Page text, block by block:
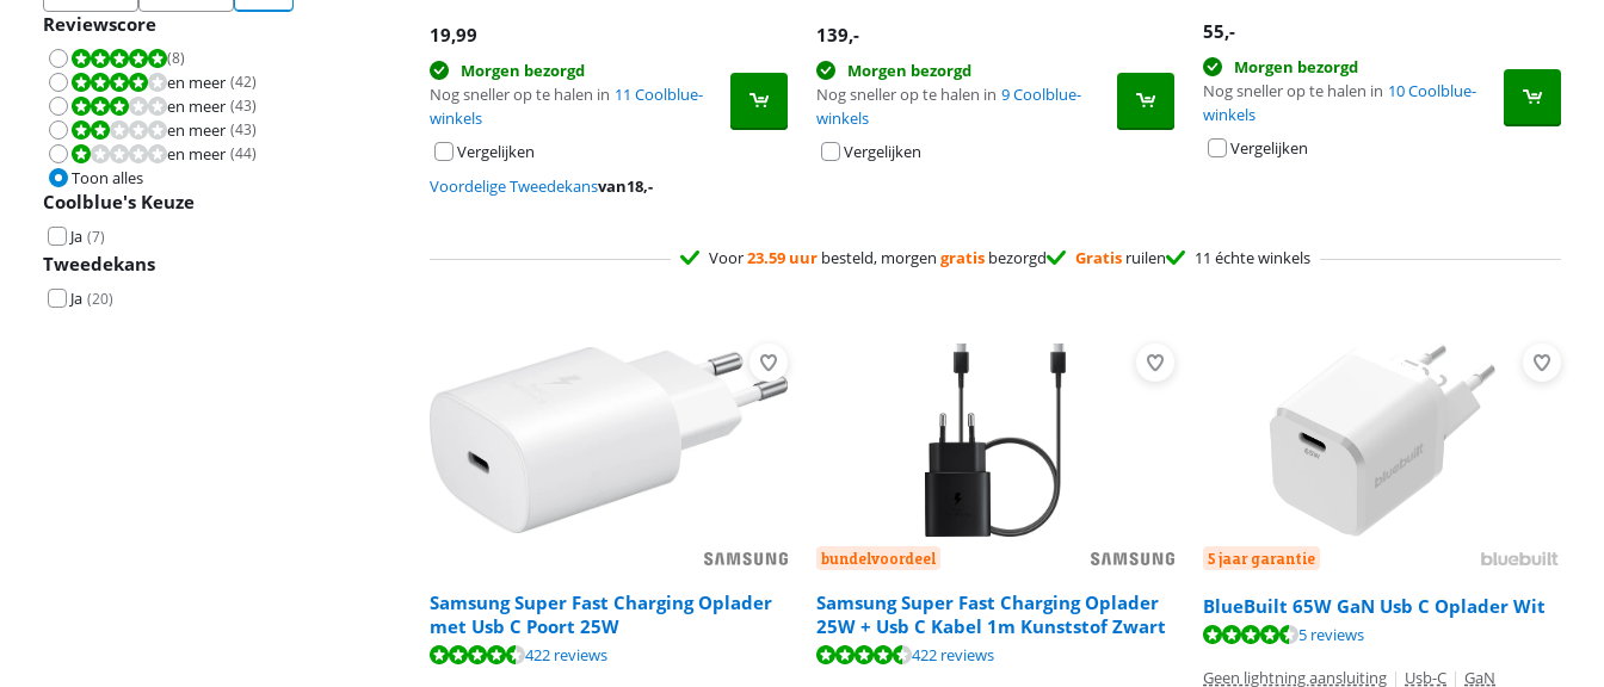
Reviewscore
Beoordeling is 10 van de 10.
(8)
Beoordeling is 8,0 van de 10.
en meer (42)
Beoordeling is 6,0 van de 10.
en meer (43)
Beoordeling is 4,0 van de 10.
en meer (43)
Beoordeling is 2,0 van de 10.
en meer (44)
Toon alles
Coolblue's Keuze
Ja (7)
Tweedekans
Ja (20)
19,99
Morgen bezorgd
Nog sneller op te halen in 11 Coolblue-
winkels
Vergelijken
Voordelige Tweedekansvan18,-
139,-
Morgen bezorgd
Nog sneller op te halen in 9 Coolblue-
winkels
Vergelijken
55,-
Morgen bezorgd
Nog sneller op te halen in 10 Coolblue-
winkels
Vergelijken
Voor23.59 uur besteld, morgen gratis bezorgd Gratis ruilen 11 échte winkels
Samsung Super Fast Charging Oplader
met Usb C Poort 25W
Beoordeling is 8,7 van de 10, gebaseerd op 422 reviews.
422 reviews
bundelvoordeel
Samsung Super Fast Charging Oplader
25W + Usb C Kabel 1m Kunststof Zwart
Beoordeling is 8,7 van de 10, gebaseerd op 422 reviews.
422 reviews
5 jaar garantie
BlueBuilt 65W GaN Usb C Oplader Wit
Beoordeling is 9,0 van de 10, gebaseerd op 5 reviews.
5 reviews
Geen lightning aansluiting | Usb-C | GaN